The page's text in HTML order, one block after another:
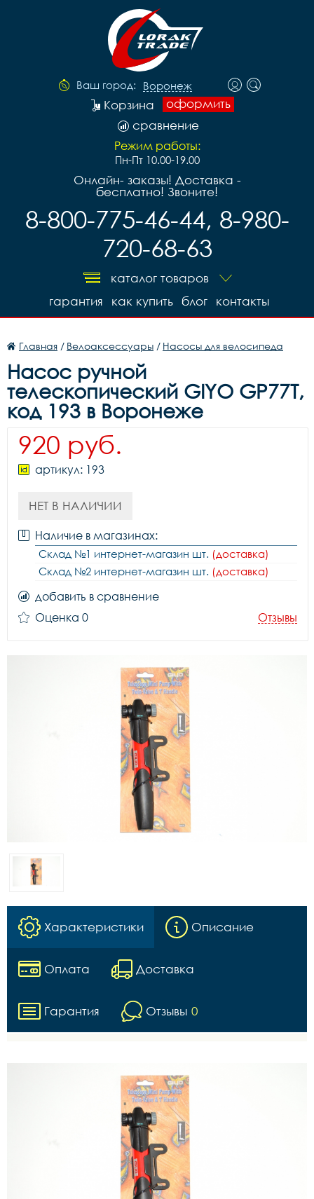
Ваш город: Воронеж
оформить
Корзина
сравнение
Режим работы:
Пн-Пт 10.00-19.00
Онлайн- заказы! Доставка -
бесплатно! Звоните!
8-800-775-46-44, 8-980-
720-68-63
каталог товаров
контакты
блог
как купить
гарантия
Главная / Велоаксессуары / Насосы для велосипеда
Насос ручной
телескопический GIYO GP77T,
код 193 в Воронеже
920 руб.
артикул: 193
НЕТ В НАЛИЧИИ
Наличие в магазинах:
Склад №1 интернет-магазин шт. (доставка)
Склад №2 интернет-магазин шт. (доставка)
добавить в сравнение
Оценка 0
Отзывы
Характеристики Описание
Оплата Доставка
Гарантия Отзывы 0